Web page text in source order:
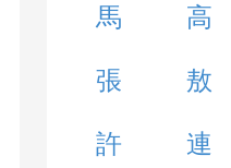
馬 高
張 敖
許 連